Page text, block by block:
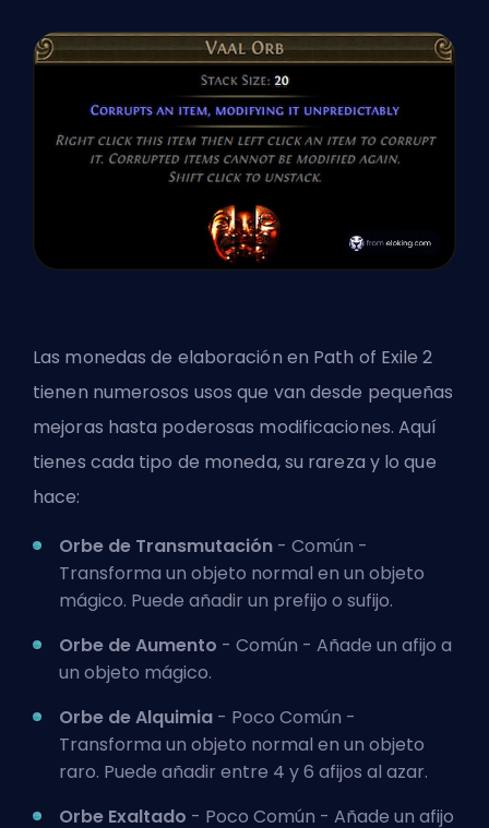
Las monedas de elaboración en Path of Exile 2
tienen numerosos usos que van desde pequeñas
mejoras hasta poderosas modificaciones. Aquí
tienes cada tipo de moneda, su rareza y lo que
hace:
Orbe de Transmutación - Común -
Transforma un objeto normal en un objeto
mágico. Puede añadir un prefijo o sufijo.
Orbe de Aumento - Común - Añade un afijo a
un objeto mágico.
Orbe de Alquimia - Poco Común -
Transforma un objeto normal en un objeto
raro. Puede añadir entre 4 y 6 afijos al azar.
Orbe Exaltado - Poco Común - Añade un afijo